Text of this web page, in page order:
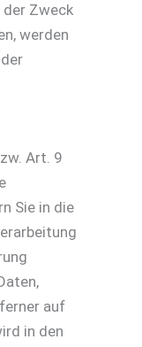
der Zweck
werden
Art. 9
Sie in die
auf
in den